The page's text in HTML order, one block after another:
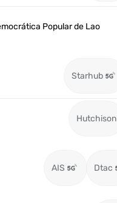
Popular de Lao
Starhub
Hutchison
AIS Dtac